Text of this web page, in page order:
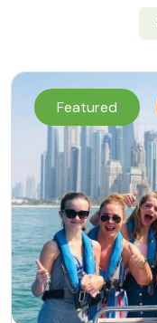
Featured